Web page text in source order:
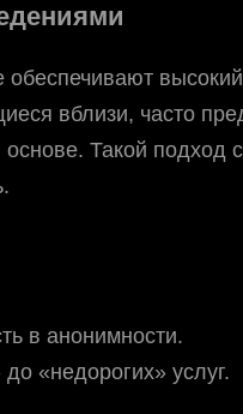
вблизи, часто
Такой подход
в анонимности.
«недорогих» услуг.